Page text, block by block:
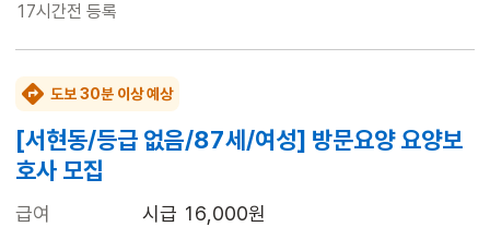
17시간전 등록
도보 30분 이상 예상
[서현동/등급 없음/87세/여성] 방문요양 요양보
호사 모집
급여
시급 16,000원